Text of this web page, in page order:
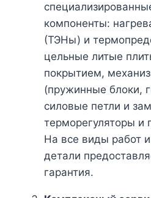
компоненты:
(ТЭНы) и
цельные литые
покрытием,
(пружинные блоки,
силовые петли и
терморегуляторы и
На все виды работ
детали
гарантия.